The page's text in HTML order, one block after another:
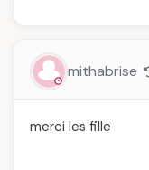
mithabrise
merci les fille